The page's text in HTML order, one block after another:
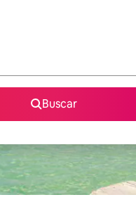
Buscar